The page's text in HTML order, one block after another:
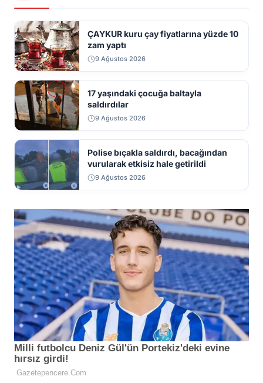
ÇAYKUR kuru çay fiyatlarına yüzde 10
zam yaptı
9 Ağustos 2026
17 yaşındaki çocuğa baltayla
saldırdılar
9 Ağustos 2026
Polise bıçakla saldırdı, bacağından
vurularak etkisiz hale getirildi
9 Ağustos 2026